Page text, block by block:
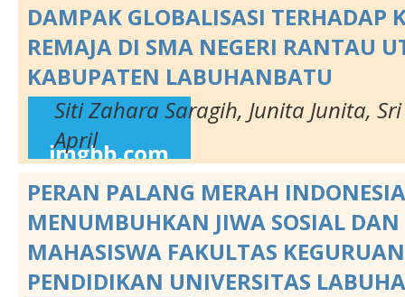
DAMPAK GLOBALISASI TERHADAP
REMAJA DI SMA NEGERI RANTAU
KABUPATEN LABUHANBATU
Siti Zahara Saragih, Junita Junita,
April
PERAN PALANG MERAH
MENUMBUHKAN JIWA SOSIAL DAN
MAHASISWA FAKULTAS
PENDIDIKAN UNIVERSITAS